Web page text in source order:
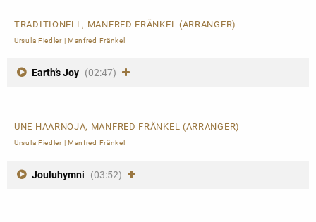
TRADITIONELL, MANFRED FRÄNKEL (ARRANGER)
Ursula Fiedler| Manfred Fränkel
Earth’s Joy (02:47)
UNE HAARNOJA, MANFRED FRÄNKEL (ARRANGER)
Ursula Fiedler| Manfred Fränkel
Jouluhymni (03:52)